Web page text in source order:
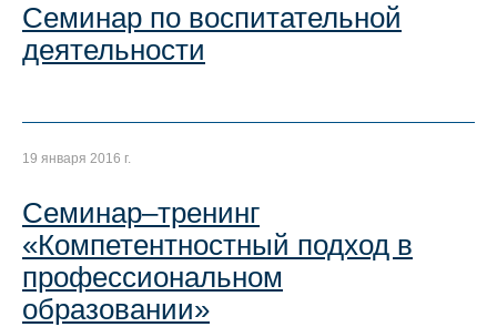
Семинар по воспитательной
деятельности
19 января 2016 г.
Семинар–тренинг
«Компетентностный подход в
профессиональном
образовании»